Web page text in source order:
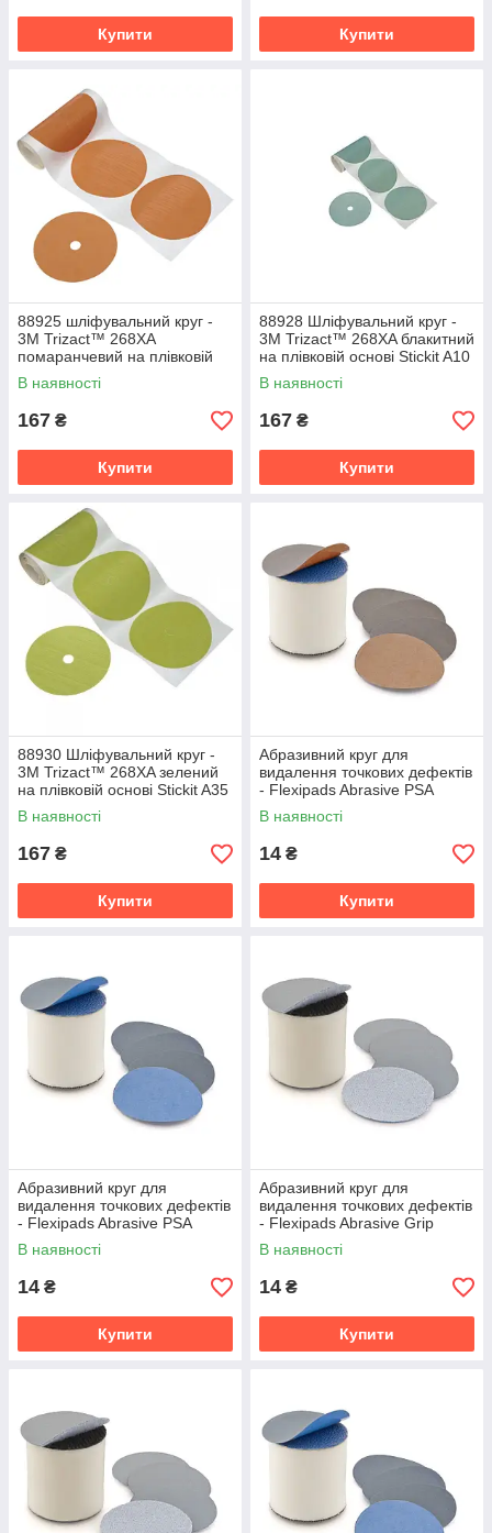
Купити Купити
88925 шліфувальний круг -
3M Trizact™ 268XA
помаранчевий на плівковій
основі Stickit A5 D125 мм.
В наявності
167 ₴
Купити
88928 Шліфувальний круг -
3M Trizact™ 268XA блакитний
на плівковій основі Stickit A10
D125 мм.
В наявності
167 ₴
Купити
88930 Шліфувальний круг -
3M Trizact™ 268XA зелений
на плівковій основі Stickit A35
D125 мм.
В наявності
167 ₴
Купити
Абразивний круг для
видалення точкових дефектів
- Flexipads Abrasive PSA
P1200 35 мм. 1" сірий
(04396)
В наявності
14 ₴
Купити
Абразивний круг для
видалення точкових дефектів
- Flexipads Abrasive PSA
P1500 35 мм. 1" сірий
(04397)
В наявності
14 ₴
Купити
Абразивний круг для
видалення точкових дефектів
- Flexipads Abrasive Grip
P2000 35 мм. 1" сірий
(04410)
В наявності
14 ₴
Купити